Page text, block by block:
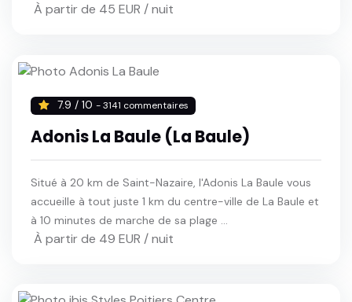
À partir de 45 EUR / nuit
7.9 / 10 - 3141 commentaires
Adonis La Baule (La Baule)
Situé à 20 km de Saint-Nazaire, l'Adonis La Baule vous
accueille à tout juste 1 km du centre-ville de La Baule et
à 10 minutes de marche de sa plage ...
À partir de 49 EUR / nuit